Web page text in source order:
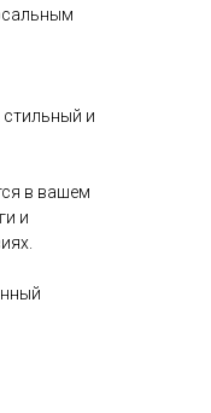
стильный и
в вашем
и